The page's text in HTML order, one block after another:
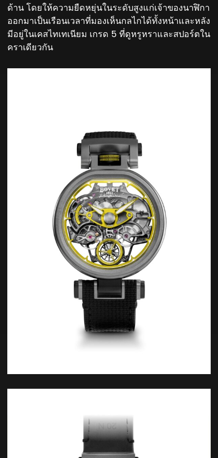
ด้าน โดยให้ความยืดหยุ่นในระดับสูงแก่เจ้าของนาฬิกา
ออกมาเป็นเรือนเวลาที่มองเห็นกลไกได้ทั้งหน้าและหลัง
มีอยู่ในเคสไทเทเนียม เกรด 5 ที่ดูหรูหราและสปอร์ตใน
คราเดียวกัน